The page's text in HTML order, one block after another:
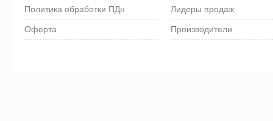
Политика обработки ПДн
Оферта
Лидеры продаж
Производители